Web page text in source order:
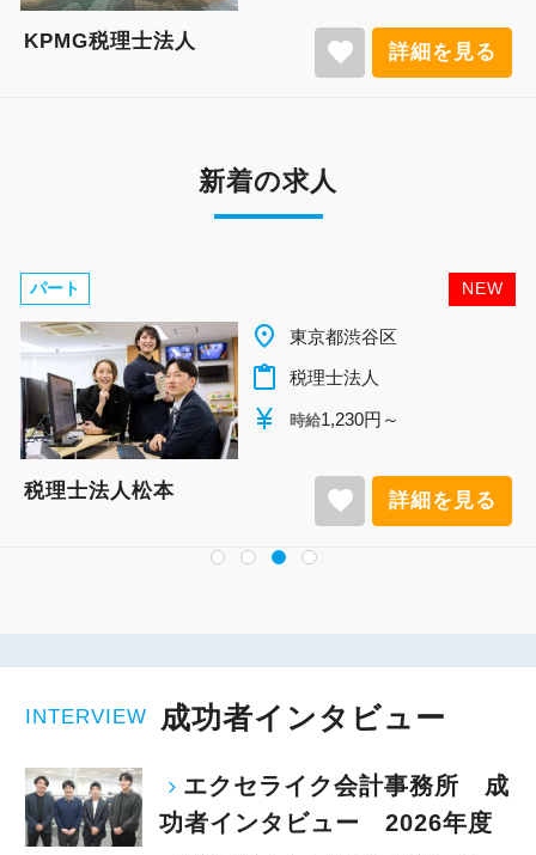
KPMG税理士法人 favorite 詳細を見る
新着の求人
place 千葉県柏市
content_paste 税理士法人
currency_yen 時給 1,140円～
税理士法人松本 favorite 詳細を
INTERVIEW 成功者インタビュー
エクセライク会計事務所 成
功者インタビュー 2026年度